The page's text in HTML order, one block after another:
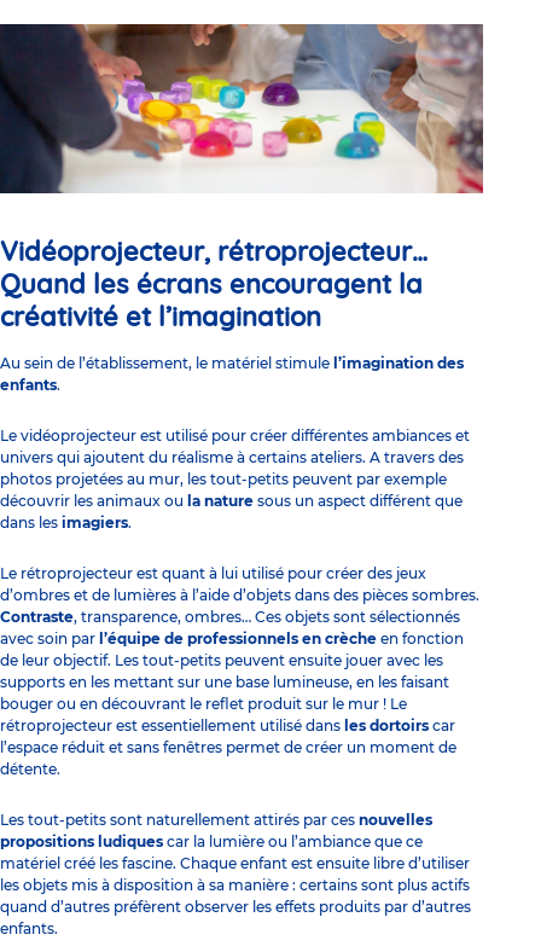
Vidéoprojecteur, rétroprojecteur…
Quand les écrans encouragent la
créativité et l’imagination
Au sein de l’établissement, le matériel stimule l’imagination des
enfants.
Le vidéoprojecteur est utilisé pour créer différentes ambiances et
univers qui ajoutent du réalisme à certains ateliers. A travers des
photos projetées au mur, les tout-petits peuvent par exemple
découvrir les animaux ou la nature sous un aspect différent que
dans les imagiers.
Le rétroprojecteur est quant à lui utilisé pour créer des jeux
d’ombres et de lumières à l’aide d’objets dans des pièces sombres.
Contraste, transparence, ombres… Ces objets sont sélectionnés
avec soin par l’équipe de professionnels en crèche en fonction
de leur objectif. Les tout-petits peuvent ensuite jouer avec les
supports en les mettant sur une base lumineuse, en les faisant
bouger ou en découvrant le reflet produit sur le mur ! Le
rétroprojecteur est essentiellement utilisé dans les dortoirs car
l’espace réduit et sans fenêtres permet de créer un moment de
détente.
Les tout-petits sont naturellement attirés par ces nouvelles
propositions ludiques car la lumière ou l’ambiance que ce
matériel créé les fascine. Chaque enfant est ensuite libre d’utiliser
les objets mis à disposition à sa manière : certains sont plus actifs
quand d’autres préfèrent observer les effets produits par d’autres
enfants.